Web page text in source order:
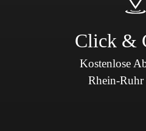
Click &
Kostenlose
Rhein-